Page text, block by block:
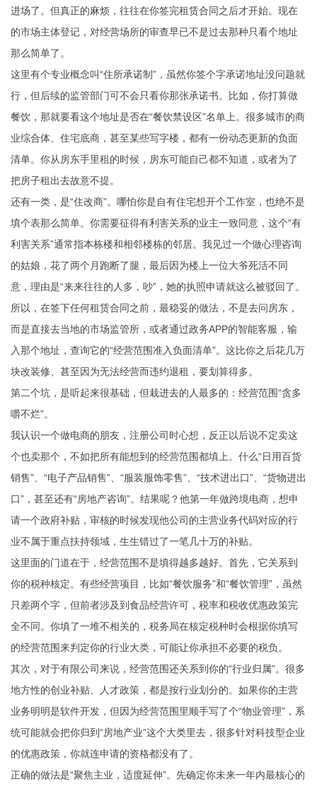
进场了。但真正的麻烦，往往在你签完租赁合同之后才开始。现在
的市场主体登记，对经营场所的审查早已不是过去那种只看个地址
那么简单了。
这里有个专业概念叫“住所承诺制”，虽然你签个字承诺地址没问题就
行，但后续的监管部门可不会只看你那张承诺书。比如，你打算做
餐饮，那就要看这个地址是否在“餐饮禁设区”名单上。很多城市的商
业综合体、住宅底商，甚至某些写字楼，都有一份动态更新的负面
清单。你从房东手里租的时候，房东可能自己都不知道，或者为了
把房子租出去故意不提。
还有一类，是“住改商”。哪怕你是自有住宅想开个工作室，也绝不是
填个表那么简单。你需要征得有利害关系的业主一致同意，这个“有
利害关系”通常指本栋楼和相邻楼栋的邻居。我见过一个做心理咨询
的姑娘，花了两个月跑断了腿，最后因为楼上一位大爷死活不同
意，理由是“来来往往的人多，吵”，她的执照申请就这么被驳回了。
所以，在签下任何租赁合同之前，最稳妥的做法，不是去问房东，
而是直接去当地的市场监管所，或者通过政务APP的智能客服，输
入那个地址，查询它的“经营范围准入负面清单”。这比你之后花几万
块改装修、甚至因为无法经营而违约退租，要划算得多。
第二个坑，是听起来很基础，但栽进去的人最多的：经营范围“贪多
嚼不烂”。
我认识一个做电商的朋友，注册公司时心想，反正以后说不定卖这
个也卖那个，不如把所有能想到的经营范围都填上。什么“日用百货
销售”、“电子产品销售”、“服装服饰零售”、“技术进出口”、“货物进出
口”，甚至还有“房地产咨询”。结果呢？他第一年做跨境电商，想申
请一个政府补贴，审核的时候发现他公司的主营业务代码对应的行
业不属于重点扶持领域，生生错过了一笔几十万的补贴。
这里面的门道在于，经营范围不是填得越多越好。首先，它关系到
你的税种核定。有些经营项目，比如“餐饮服务”和“餐饮管理”，虽然
只差两个字，但前者涉及到食品经营许可，税率和税收优惠政策完
全不同。你填了一堆不相关的，税务局在核定税种时会根据你填写
的经营范围来判定你的行业大类，可能让你承担不必要的税负。
其次，对于有限公司来说，经营范围还关系到你的“行业归属”。很多
地方性的创业补贴、人才政策，都是按行业划分的。如果你的主营
业务明明是软件开发，但因为经营范围里顺手写了个“物业管理”，系
统可能就会把你归到“房地产业”这个大类里去，很多针对科技型企业
的优惠政策，你就连申请的资格都没有了。
正确的做法是“聚焦主业，适度延伸”。先确定你未来一年内最核心的